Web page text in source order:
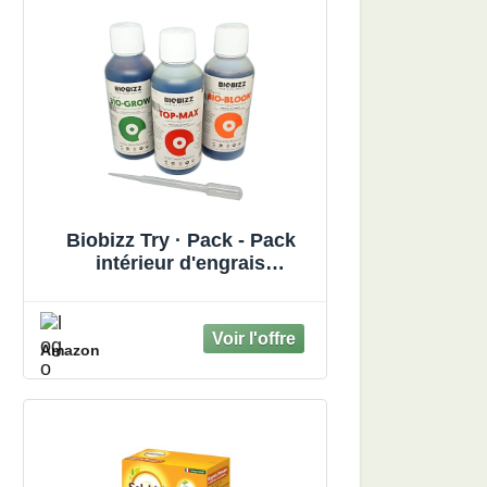
Biobizz Try · Pack - Pack
intérieur d'engrais
Amazon